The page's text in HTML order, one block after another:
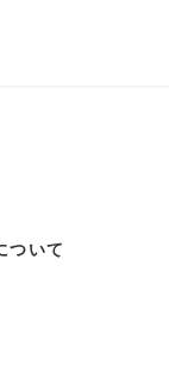
ついて